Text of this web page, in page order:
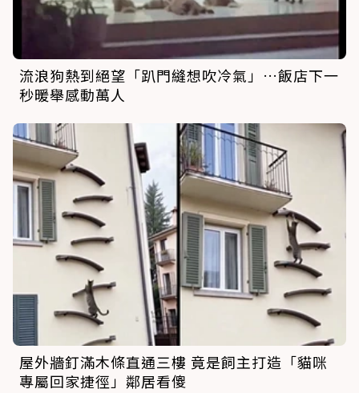
流浪狗熱到絕望「趴門縫想吹冷氣」…飯店下一
秒暖舉感動萬人
屋外牆釘滿木條直通三樓 竟是飼主打造「貓咪
專屬回家捷徑」鄰居看傻